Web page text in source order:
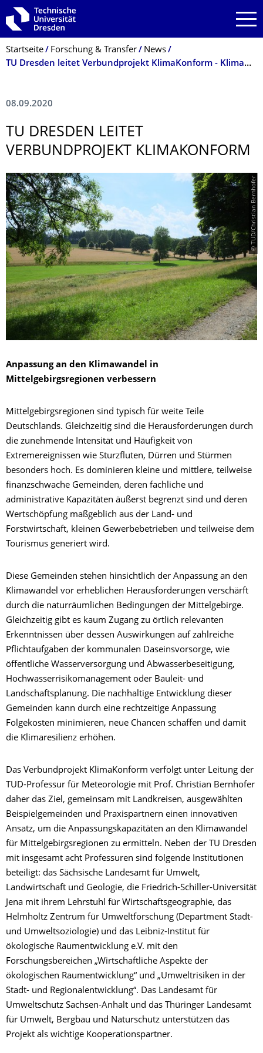
Zur Hauptnavigation springen
Zur Suche springen
Zum Inhalt springen
Breadcrumb-Menü
Startseite Forschung & Transfer
News
TU Dresden leitet Verbundprojekt KlimaKonform - Klimawandelanpassung in Mittelgebirgsregionen
08.09.2020
TU DRESDEN LEITET
VERBUNDPROJEKT KLIMAKONFORM
© TUD/Christian Bernhofer
Anpassung an den Klimawandel in
Mittelgebirgsregionen verbessern
Mittelgebirgsregionen sind typisch für weite Teile
Deutschlands. Gleichzeitig sind die Herausforderungen durch
die zunehmende Intensität und Häufigkeit von
Extremereignissen wie Sturzfluten, Dürren und Stürmen
besonders hoch. Es dominieren kleine und mittlere, teilweise
finanzschwache Gemeinden, deren fachliche und
administrative Kapazitäten äußerst begrenzt sind und deren
Wertschöpfung maßgeblich aus der Land- und
Forstwirtschaft, kleinen Gewerbebetrieben und teilweise dem
Tourismus generiert wird.
Diese Gemeinden stehen hinsichtlich der Anpassung an den
Klimawandel vor erheblichen Herausforderungen verschärft
durch die naturräumlichen Bedingungen der Mittelgebirge.
Gleichzeitig gibt es kaum Zugang zu örtlich relevanten
Erkenntnissen über dessen Auswirkungen auf zahlreiche
Pflichtaufgaben der kommunalen Daseinsvorsorge, wie
öffentliche Wasserversorgung und Abwasserbeseitigung,
Hochwasserrisikomanagement oder Bauleit- und
Landschaftsplanung. Die nachhaltige Entwicklung dieser
Gemeinden kann durch eine rechtzeitige Anpassung
Folgekosten minimieren, neue Chancen schaffen und damit
die Klimaresilienz erhöhen.
Das Verbundprojekt KlimaKonform verfolgt unter Leitung der
TUD-Professur für Meteorologie mit Prof. Christian Bernhofer
daher das Ziel, gemeinsam mit Landkreisen, ausgewählten
Beispielgemeinden und Praxispartnern einen innovativen
Ansatz, um die Anpassungskapazitäten an den Klimawandel
für Mittelgebirgsregionen zu ermitteln. Neben der TU Dresden
mit insgesamt acht Professuren sind folgende Institutionen
beteiligt: das Sächsische Landesamt für Umwelt,
Landwirtschaft und Geologie, die Friedrich-Schiller-Universität
Jena mit ihrem Lehrstuhl für Wirtschaftsgeographie, das
Helmholtz Zentrum für Umweltforschung (Department Stadt-
und Umweltsoziologie) und das Leibniz-Institut für
ökologische Raumentwicklung e.V. mit den
Forschungsbereichen „Wirtschaftliche Aspekte der
ökologischen Raumentwicklung“ und „Umweltrisiken in der
Stadt- und Regionalentwicklung“. Das Landesamt für
Umweltschutz Sachsen-Anhalt und das Thüringer Landesamt
für Umwelt, Bergbau und Naturschutz unterstützen das
Projekt als wichtige Kooperationspartner.